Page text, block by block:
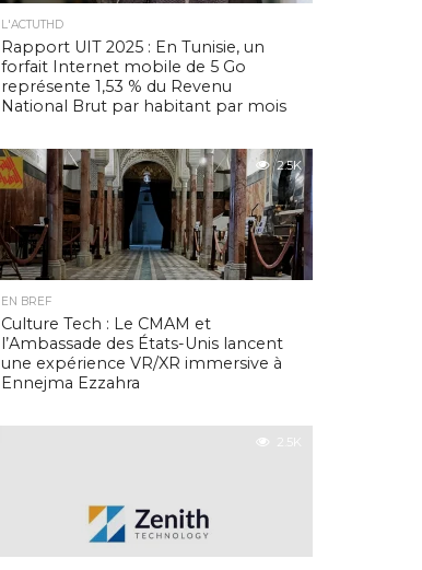
L'ACTUTHD
Rapport UIT 2025 : En Tunisie, un
forfait Internet mobile de 5 Go
représente 1,53 % du Revenu
National Brut par habitant par mois
2.5K
EN BREF
Culture Tech : Le CMAM et
l’Ambassade des États-Unis lancent
une expérience VR/XR immersive à
Ennejma Ezzahra
2.5K